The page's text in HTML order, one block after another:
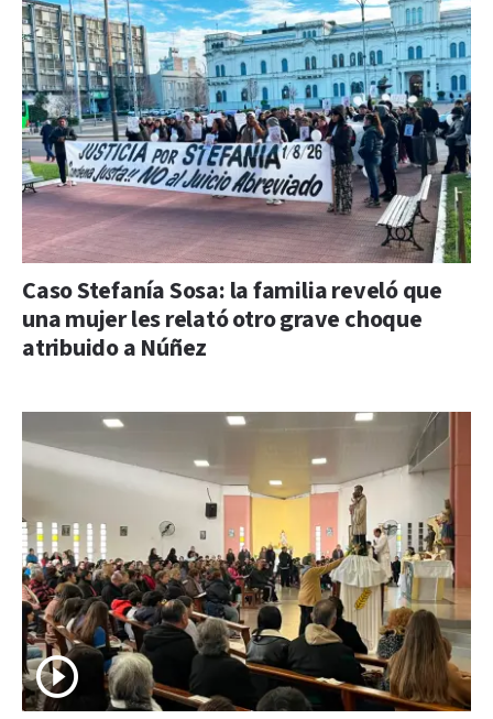
Caso Stefanía Sosa: la familia reveló que
una mujer les relató otro grave choque
atribuido a Núñez